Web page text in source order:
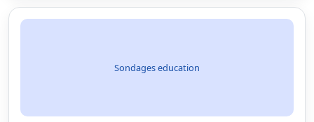
Sondages education